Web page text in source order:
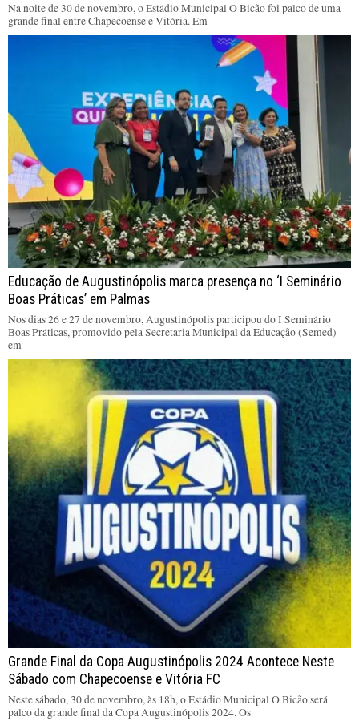
Na noite de 30 de novembro, o Estádio Municipal O Bicão foi palco de uma
grande final entre Chapecoense e Vitória. Em
Educação de Augustinópolis marca presença no ‘I Seminário
Boas Práticas’ em Palmas
Nos dias 26 e 27 de novembro, Augustinópolis participou do I Seminário
Boas Práticas, promovido pela Secretaria Municipal da Educação (Semed)
em
Grande Final da Copa Augustinópolis 2024 Acontece Neste
Sábado com Chapecoense e Vitória FC
Neste sábado, 30 de novembro, às 18h, o Estádio Municipal O Bicão será
palco da grande final da Copa Augustinópolis 2024. Os